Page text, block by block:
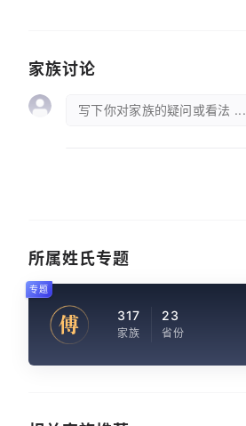
家族讨论
写下你对家族的疑问或看法 ...
所属姓氏专题
傅 317
家族
23
省份
专题